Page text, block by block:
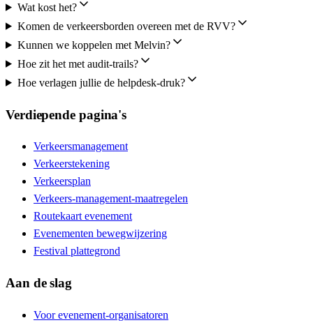
Wat kost het?
Komen de verkeersborden overeen met de RVV?
Kunnen we koppelen met Melvin?
Hoe zit het met audit-trails?
Hoe verlagen jullie de helpdesk-druk?
Verdiepende pagina's
Verkeersmanagement
Verkeerstekening
Verkeersplan
Verkeers-management-maatregelen
Routekaart evenement
Evenementen bewegwijzering
Festival plattegrond
Aan de slag
Voor evenement-organisatoren